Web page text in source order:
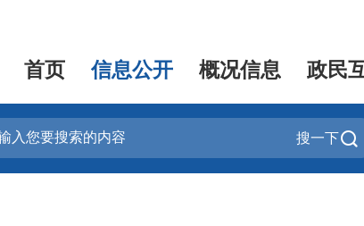
首页 信息公开 概况信息 政民
搜一下